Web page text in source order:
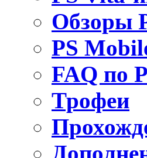
Обзоры
PS
FAQ по
Трофеи